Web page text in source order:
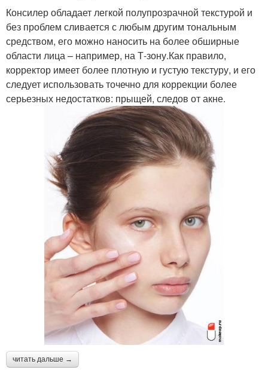
Консилер обладает легкой полупрозрачной текстурой и
без проблем сливается с любым другим тональным
средством, его можно наносить на более обширные
области лица – например, на Т-зону.Как правило,
корректор имеет более плотную и густую текстуру, и его
следует использовать точечно для коррекции более
серьезных недостатков: прыщей, следов от акне.
читать дальше →